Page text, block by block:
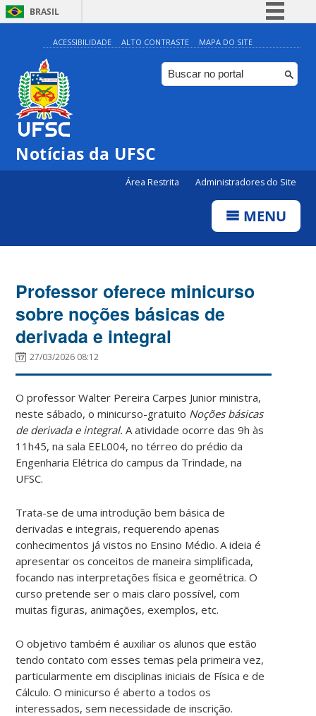
BRASIL
Simplifique!
Comunica BR
Participe
ACESSIBILIDADE ALTO CONTRASTE MAPA DO SITE
Notícias da UFSC
Área Restrita Administradores do Site
MENU
Professor oferece minicurso
sobre noções básicas de
derivada e integral
27/03/2026 08:12
O professor Walter Pereira Carpes Junior ministra,
neste sábado, o minicurso-gratuito Noções básicas
de derivada e integral.A atividade ocorre das 9h às
11h45, na sala EEL004, no térreo do prédio da
Engenharia Elétrica do campus da Trindade, na
UFSC.
Trata-se de uma introdução bem básica de
derivadas e integrais, requerendo apenas
conhecimentos já vistos no Ensino Médio. A ideia é
apresentar os conceitos de maneira simplificada,
focando nas interpretações física e geométrica. O
curso pretende ser o mais claro possível, com
muitas figuras, animações, exemplos, etc.
O objetivo também é auxiliar os alunos que estão
tendo contato com esses temas pela primeira vez,
particularmente em disciplinas iniciais de Física e de
Cálculo. O minicurso é aberto a todos os
interessados, sem necessidade de inscrição.